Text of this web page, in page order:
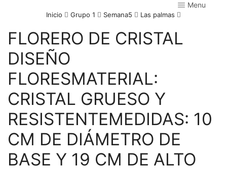
Menu
Inicio Grupo 1 Semana5 Las palmas
FLORERO DE CRISTAL
DISEÑO
FLORESMATERIAL:
CRISTAL GRUESO Y
RESISTENTEMEDIDAS: 10
CM DE DIÁMETRO DE
BASE Y 19 CM DE ALTO